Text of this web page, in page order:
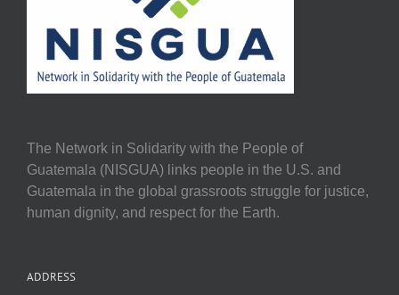
The Network in Solidarity with the People of
Guatemala (NISGUA) links people in the U.S. and
Guatemala in the global grassroots struggle for justice,
human dignity, and respect for the Earth.
ADDRESS